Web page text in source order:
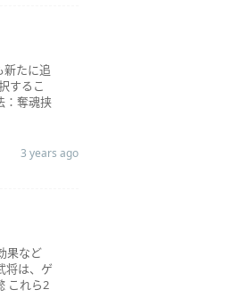
新たに追
するこ
：奪魂挟
3 years ago
果など
将は、ゲ
これら2